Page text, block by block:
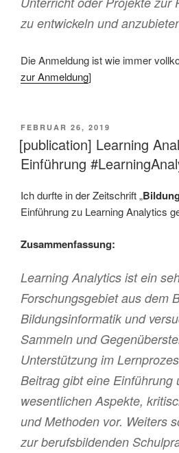
zu entwickeln und
Die Anmeldung ist wie immer
zur Anmeldung]
VERÖFFENTLICHT
AM
FEBRUAR 26, 2019
[publication] Learning
Einführung
Ich durfte in der Zeitschrift „
Einführung zu Learning Analytics
Zusammenfassung:
Learning Analytics ist ein
Forschungsgebiet aus dem
Bildungsinformatik und
Sammeln und
Unterstützung im
Beitrag gibt eine Einführung
wesentlichen Aspekte,
und Methoden vor. Weiters
zur berufsbildenden